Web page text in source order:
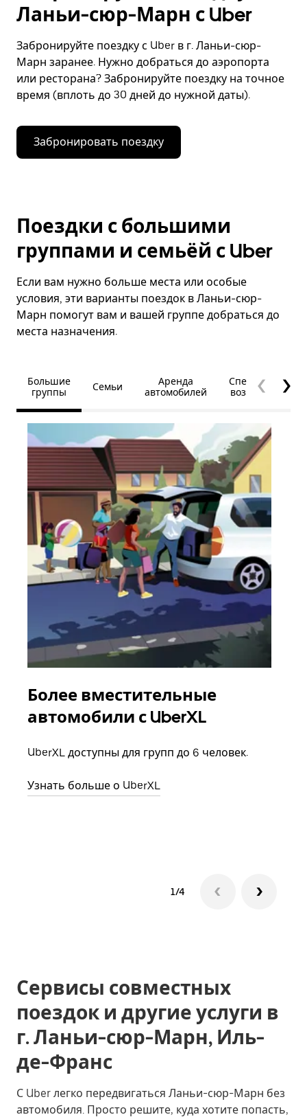
Ланьи-сюр-Марн с Uber
Забронируйте поездку с Uber в г. Ланьи-сюр-
Марн заранее. Нужно добраться до аэропорта
или ресторана? Забронируйте поездку на точное
время (вплоть до 30 дней до нужной даты).
Забронировать поездку
Поездки с большими
группами и семьёй с Uber
Если вам нужно больше места или особые
условия, эти варианты поездок в Ланьи-сюр-
Марн помогут вам и вашей группе добраться до
места назначения.
Большие
группы
Семьи
Аренда
автомобилей
Специальные
возможности
Более вместительные
автомобили с UberXL
UberXL доступны для групп до 6 человек.
Узнать больше о UberXL
1/4
Сервисы совместных
поездок и другие услуги в
г. Ланьи-сюр-Марн, Иль-
де-Франс
С Uber легко передвигаться Ланьи-сюр-Марн без
автомобиля. Просто решите, куда хотите попасть,